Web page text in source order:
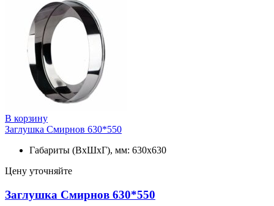
В корзину
Заглушка Смирнов 630*550
Габариты (ВхШхГ), мм: 630х630
Цену уточняйте
Заглушка Смирнов 630*550